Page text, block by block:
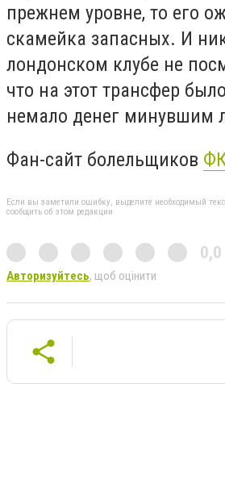
прежнем уровне, то его
скамейка запасных. И
лондонском клубе не
что на этот трансфер
немало денег минувшим
Фан-сайт болельщиков
Если вы заметили ошибку, выделите необходимый
сообщить об этом редакции
0,0
Авторизуйтесь, щоб оцінити